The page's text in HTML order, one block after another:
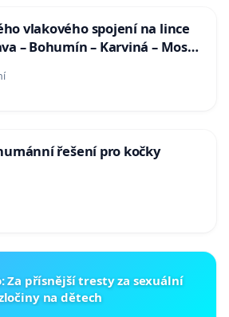
vlakového spojení na lince
– Bohumín – Karviná – Mosty
řešení pro kočky
Za přísnější tresty za sexuální
na dětech